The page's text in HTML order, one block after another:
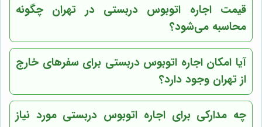
قیمت اجاره اتوبوس دربستی در تهران چگونه
محاسبه می‌شود؟
آیا امکان اجاره اتوبوس دربستی برای سفرهای خارج
از تهران وجود دارد؟
چه مدارکی برای اجاره اتوبوس دربستی مورد نیاز